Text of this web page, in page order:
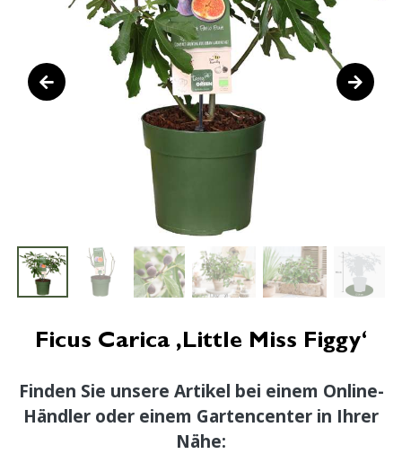
Ficus Carica ‚Little Miss Figgy‘
Finden Sie unsere Artikel bei einem Online-
Händler oder einem Gartencenter in Ihrer
Nähe: